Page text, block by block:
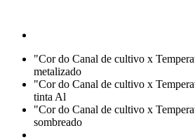
"Cor do Canal de cultivo x
metalizado
"Cor do Canal de cultivo x
tinta Al
"Cor do Canal de cultivo x
sombreado